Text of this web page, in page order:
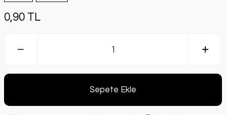
0,90 TL
Sepete Ekle